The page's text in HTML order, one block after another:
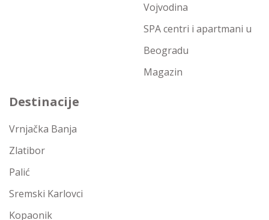
Vojvodina
SPA centri i apartmani u
Beogradu
Magazin
Destinacije
Vrnjačka Banja
Zlatibor
Palić
Sremski Karlovci
Kopaonik